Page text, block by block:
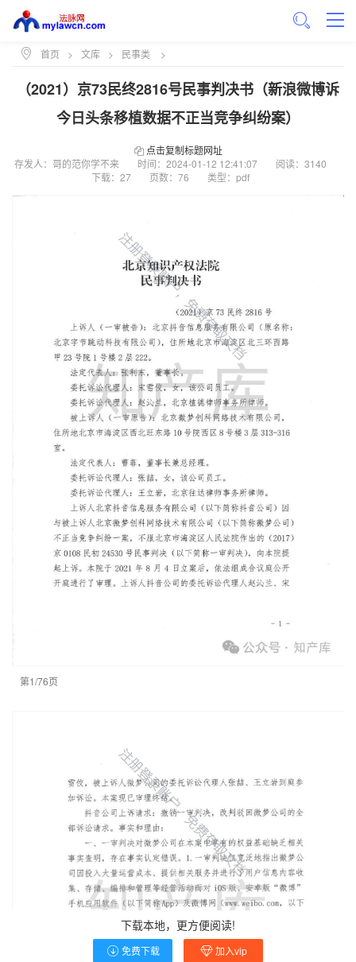
首页 > 文库 > 民事类 >
（2021）京73民终2816号民事判决书（新浪微博诉
今日头条移植数据不正当竞争纠纷案）
点击复制标题网址
存发人：哥的范你学不来
时间： 2024-01-12 12:41:07
阅读：3140
下载：27
页数：76 类型：pdf
第1/76页
下载本地，更方便阅读!
免费下载 加入vip